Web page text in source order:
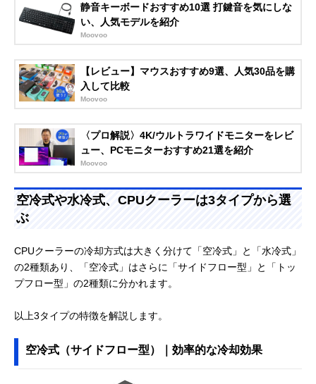
静音キーボードおすすめ10選 打鍵音を気にしな
い、人気モデルを紹介
Moovoo
【レビュー】マウスおすすめ9選、人気30品を購
入して比較
Moovoo
〈プロ解説〉4K/ウルトラワイドモニターをレビ
ュー、PCモニターおすすめ21選を紹介
Moovoo
空冷式や水冷式、CPUクーラーは3タイプから選
ぶ
CPUクーラーの冷却方式は大きく分けて「空冷式」と「水冷式」
の2種類あり、「空冷式」はさらに「サイドフロー型」と「トッ
プフロー型」の2種類に分かれます。
以上3タイプの特徴を解説します。
空冷式（サイドフロー型）｜効率的な冷却効果